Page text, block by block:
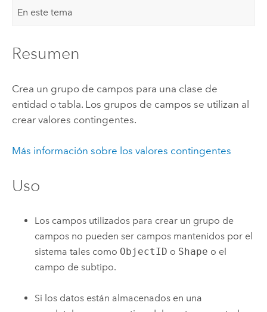
En este tema
Resumen
Crea un grupo de campos para una clase de
entidad o tabla. Los grupos de campos se utilizan al
crear valores contingentes.
Más información sobre los valores contingentes
Uso
Los campos utilizados para crear un grupo de
campos no pueden ser campos mantenidos por el
sistema tales como ObjectID o Shape o el
campo de subtipo.
Si los datos están almacenados en una